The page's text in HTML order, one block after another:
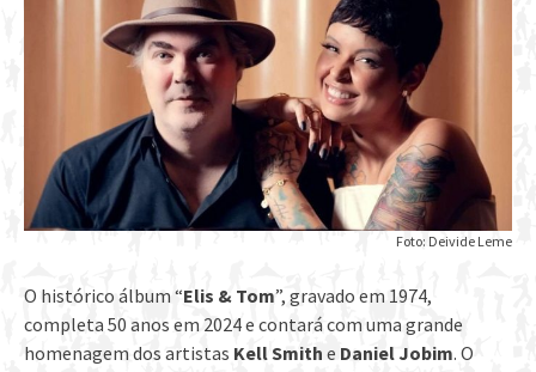
Foto: Deivide Leme
O histórico álbum “Elis & Tom”, gravado em 1974,
completa 50 anos em 2024 e contará com uma grande
homenagem dos artistas Kell Smith e Daniel Jobim. O